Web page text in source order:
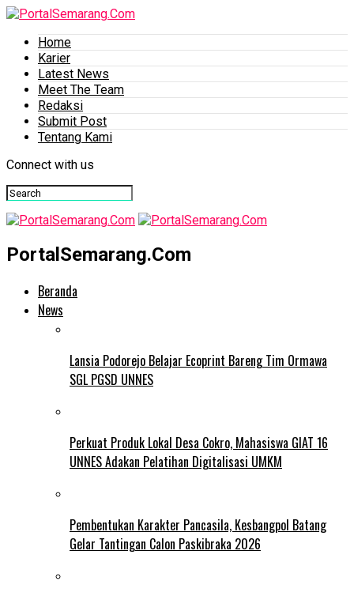
Home
Karier
Latest News
Meet The Team
Redaksi
Submit Post
Tentang Kami
Connect with us
PortalSemarang.Com
Beranda
News
Lansia Podorejo Belajar Ecoprint Bareng Tim Ormawa
SGL PGSD UNNES
Perkuat Produk Lokal Desa Cokro, Mahasiswa GIAT 16
UNNES Adakan Pelatihan Digitalisasi UMKM
Pembentukan Karakter Pancasila, Kesbangpol Batang
Gelar Tantingan Calon Paskibraka 2026